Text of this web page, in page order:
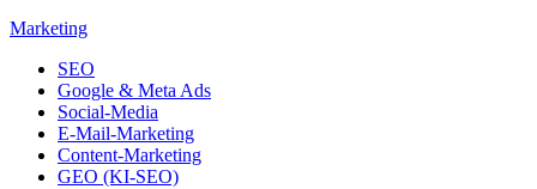
Marketing
SEO
Google & Meta Ads
Social-Media
E-Mail-Marketing
Content-Marketing
GEO (KI-SEO)